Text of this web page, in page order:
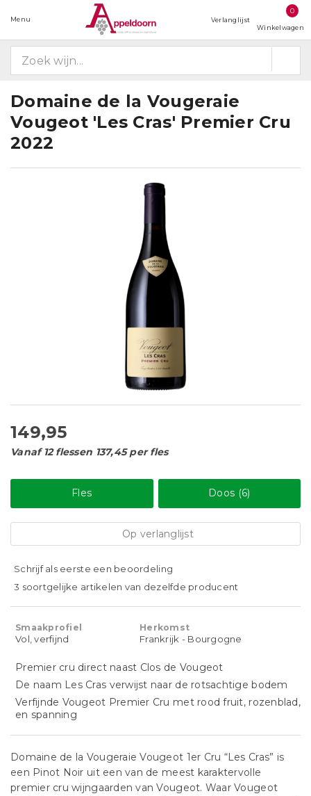
Menu Verlanglijst
0
Winkelwagen
Domaine de la Vougeraie
Vougeot 'Les Cras' Premier Cru
2022
149,95
Vanaf 12 flessen 137,45 per fles
Fles Doos (6)
Op verlanglijst
Schrijf als eerste een beoordeling
3 soortgelijke artikelen van dezelfde producent
Smaakprofiel
Vol, verfijnd
Herkomst
Frankrijk - Bourgogne
Premier cru direct naast Clos de Vougeot
De naam Les Cras verwijst naar de rotsachtige bodem
Verfijnde Vougeot Premier Cru met rood fruit, rozenblad,
en spanning
Domaine de la Vougeraie Vougeot 1er Cru “Les Cras” is
een Pinot Noir uit een van de meest karaktervolle
premier cru wijngaarden van Vougeot. Waar Vougeot